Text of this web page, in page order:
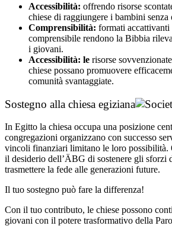
Accessibilità: offrendo risorse
chiese di raggiungere i bambini
Comprensibilità: formati
comprensibile rendono la Bibbia
i giovani.
Accessibilità: le risorse
chiese possano promuovere
comunità svantaggiate.
Sostegno alla chiesa egiziana
In Egitto la chiesa occupa una posizione
congregazioni organizzano con successo
vincoli finanziari limitano le loro possibilità.
il desiderio dell’ÄBG di sostenere gli sforzi
trasmettere la fede alle generazioni future.
Il tuo sostegno può fare la differenza!
Con il tuo contributo, le chiese possono
giovani con il potere trasformativo della